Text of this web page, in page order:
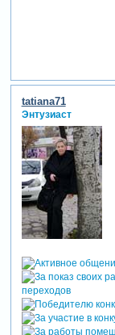
tatiana71
Энтузиаст